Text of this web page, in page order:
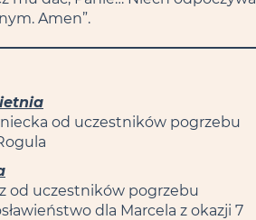
Amen”.
od uczestników pogrzebu
od uczestników pogrzebu
dla Marcela z okazji 7